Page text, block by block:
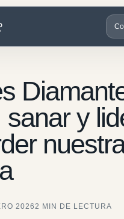
sanar y
20262 MIN DE LECTURA